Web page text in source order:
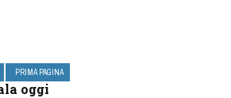
PRIMA PAGINA
oggi